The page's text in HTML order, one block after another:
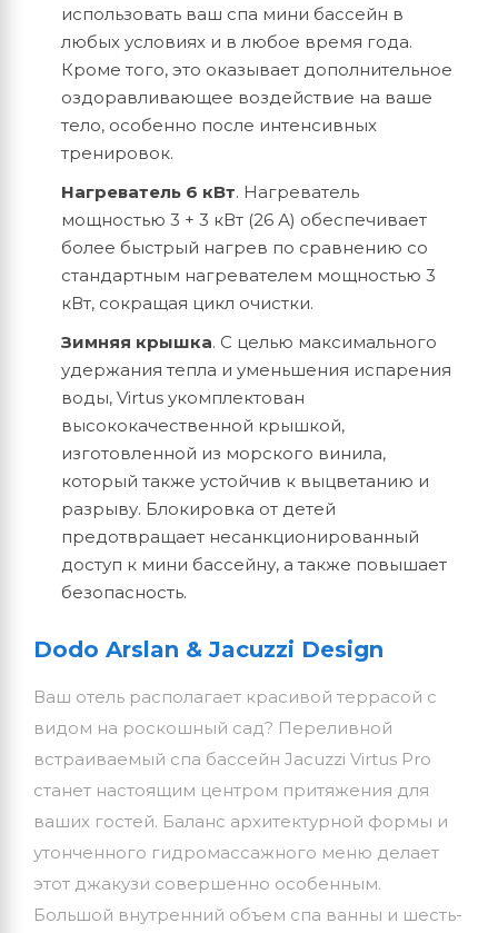
использовать ваш спа мини бассейн в
любых условиях и в любое время года.
Кроме того, это оказывает дополнительное
оздоравливающее воздействие на ваше
тело, особенно после интенсивных
тренировок.
Нагреватель 6 кВт. Нагреватель
мощностью 3 + 3 кВт (26 А) обеспечивает
более быстрый нагрев по сравнению со
стандартным нагревателем мощностью 3
кВт, сокращая цикл очистки.
Зимняя крышка. С целью максимального
удержания тепла и уменьшения испарения
воды, Virtus укомплектован
высококачественной крышкой,
изготовленной из морского винила,
который также устойчив к выцветанию и
разрыву. Блокировка от детей
предотвращает несанкционированный
доступ к мини бассейну, а также повышает
безопасность.
Dodo Arslan & Jacuzzi Design
Ваш отель располагает красивой террасой с
видом на роскошный сад? Переливной
встраиваемый спа бассейн Jacuzzi Virtus Pro
станет настоящим центром притяжения для
ваших гостей. Баланс архитектурной формы и
утонченного гидромассажного меню делает
этот джакузи совершенно особенным.
Большой внутренний объем спа ванны и шесть-